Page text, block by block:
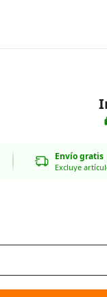
Envío gratis
Excluye